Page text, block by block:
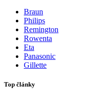
Braun
Philips
Remington
Rowenta
Eta
Panasonic
Gillette
Top články